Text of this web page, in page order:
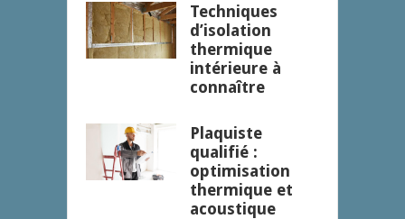
Techniques
d’isolation
thermique
intérieure à
connaître
Plaquiste
qualifié :
optimisation
thermique et
acoustique